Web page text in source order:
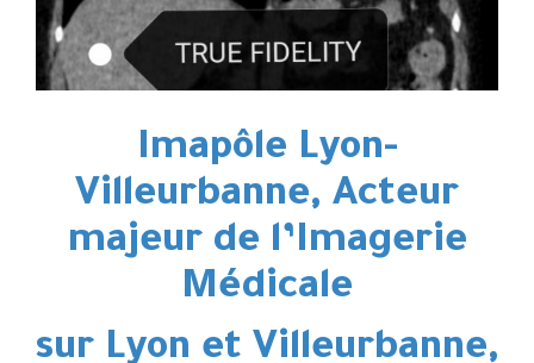
Imapôle Lyon-
Villeurbanne, Acteur
majeur de l’Imagerie
Médicale
sur Lyon et Villeurbanne,